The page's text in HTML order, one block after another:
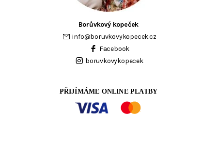
Borůvkový kopeček
info@boruvkovykopecek.cz
Facebook
boruvkovykopecek
PŘIJÍMÁME ONLINE PLATBY